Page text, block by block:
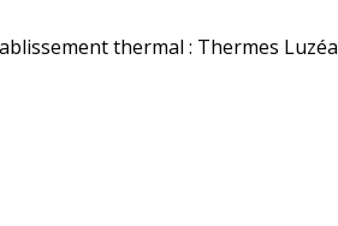
thermal : Thermes Luzéa